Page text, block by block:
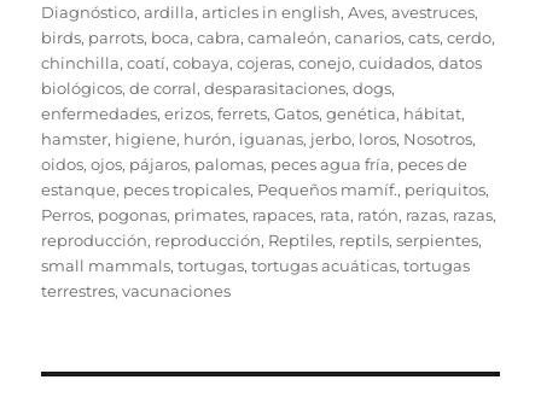
Diagnóstico,ardilla,articles in english,Aves,avestruces,
birds, parrots, boca,cabra,camaleón,canarios,cats,cerdo,
chinchilla,coatí,cobaya,cojeras,conejo,cuidados,datos
biológicos,de corral,desparasitaciones,dogs,
enfermedades,erizos,ferrets,Gatos,genética, hábitat,
hamster, higiene, hurón, iguanas, jerbo, loros, Nosotros,
oidos,ojos, pájaros, palomas, peces agua fría, peces de
estanque, peces tropicales, Pequeños mamíf., periquitos,
Perros, pogonas, primates, rapaces, rata, ratón, razas, razas,
reproducción, reproducción, Reptiles, reptils,serpientes,
small mammals,tortugas,tortugas acuáticas,tortugas
terrestres,vacunaciones